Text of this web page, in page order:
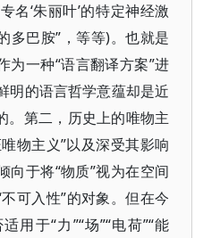
名‘朱丽叶’的特定神经激
多巴胺”，等等)。也就是
为一种“语言翻译方案”进
明的语言哲学意蕴却是近
。第二，历史上的唯物主
物主义”以及深受其影响
于将“物质”视为在空间
可入性”的对象。但在今
用于“力”“场”“电荷”“能